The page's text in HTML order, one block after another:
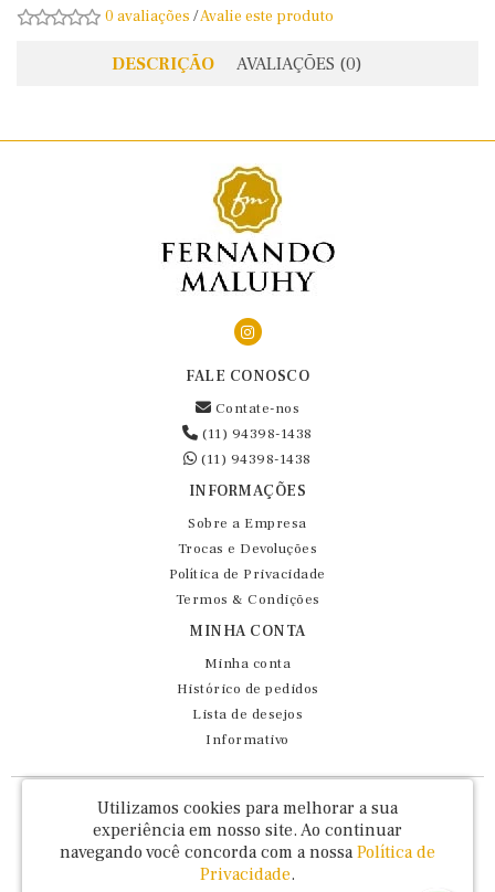
0 avaliações /Avalie este produto
DESCRIÇÃO AVALIAÇÕES (0)
FALE CONOSCO
Contate-nos
(11) 94398-1438
(11) 94398-1438
INFORMAÇÕES
Sobre a Empresa
Trocas e Devoluções
Política de Privacidade
Termos & Condições
MINHA CONTA
Minha conta
Histórico de pedidos
Lista de desejos
Informativo
Fernando Maluhy Cia Ltda - CNPJ: 60.458.825/0001-86
Rua Dr Euclydes da Cunha, 47 - Brás - São Paulo / SP - CEP 03016-030
Utilizamos cookies para melhorar a sua
experiência em nosso site. Ao continuar
navegando você concorda com a nossa Política de
Privacidade.